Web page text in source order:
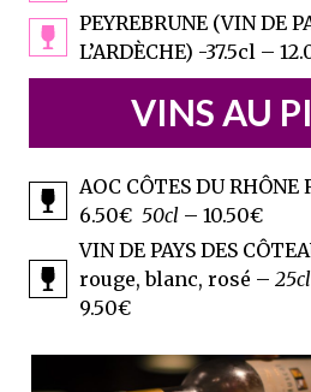
PEYREBRUNE (VIN DE
L’ARDÈCHE) -37.5cl –
VINS AU
AOC CÔTES DU RHÔNE
6.50€ 50cl – 10.50€
VIN DE PAYS DES
rouge, blanc, rosé – 25cl
9.50€